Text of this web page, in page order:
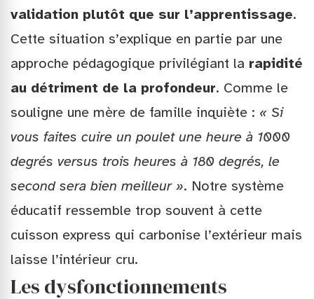
validation plutôt que sur l’apprentissage.
Cette situation s’explique en partie par une
approche pédagogique privilégiant la rapidité
au détriment de la profondeur. Comme le
souligne une mère de famille inquiète : « Si
vous faites cuire un poulet une heure à 1000
degrés versus trois heures à 180 degrés, le
second sera bien meilleur ». Notre système
éducatif ressemble trop souvent à cette
cuisson express qui carbonise l’extérieur mais
laisse l’intérieur cru.
Les dysfonctionnements